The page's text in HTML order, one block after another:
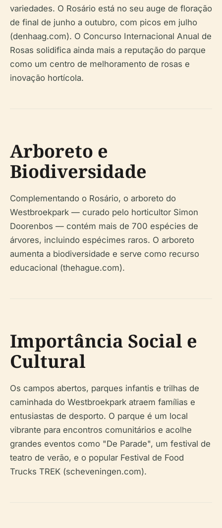
variedades. O Rosário está no seu auge de floração
de final de junho a outubro, com picos em julho
(denhaag.com). O Concurso Internacional Anual de
Rosas solidifica ainda mais a reputação do parque
como um centro de melhoramento de rosas e
inovação hortícola.
Arboreto e
Biodiversidade
Complementando o Rosário, o arboreto do
Westbroekpark — curado pelo horticultor Simon
Doorenbos — contém mais de 700 espécies de
árvores, incluindo espécimes raros. O arboreto
aumenta a biodiversidade e serve como recurso
educacional (thehague.com).
Importância Social e
Cultural
Os campos abertos, parques infantis e trilhas de
caminhada do Westbroekpark atraem famílias e
entusiastas de desporto. O parque é um local
vibrante para encontros comunitários e acolhe
grandes eventos como "De Parade", um festival de
teatro de verão, e o popular Festival de Food
Trucks TREK (scheveningen.com).